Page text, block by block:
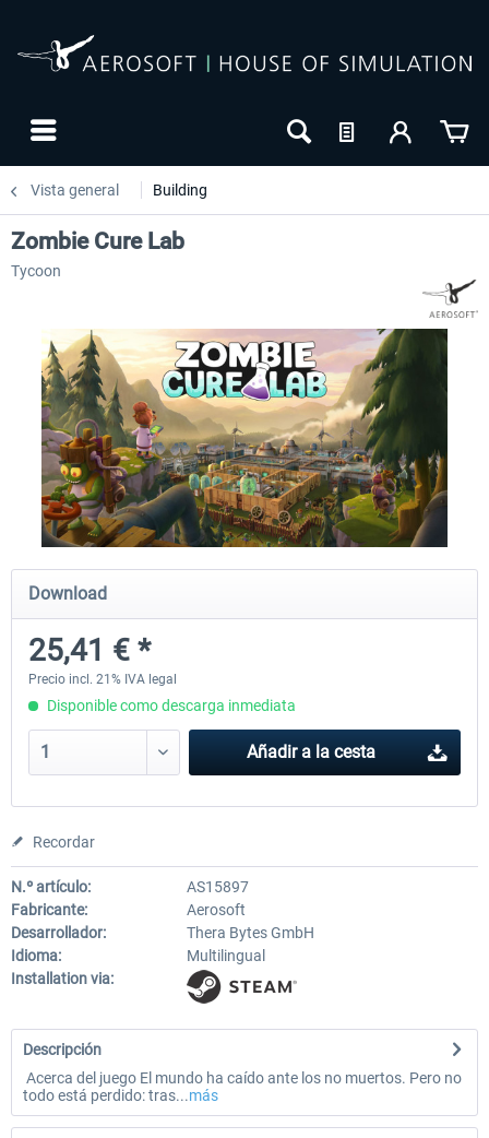
Vista general Building
City Bus Manager - E-Bus & Green
Energy
10,16 € *
City Bus Manager
Zombie Cure Lab
Tycoon
Download
25,41 € *
Precio incl. 21% IVA legal
Disponible como descarga inmediata
Añadir a la cesta
Recordar
N.º artículo:
AS15897
Fabricante:
Aerosoft
Desarrollador:
Thera Bytes GmbH
Idioma:
Multilingual
Installation via:
Descripción
Acerca del juego El mundo ha caído ante los no muertos. Pero no
todo está perdido: tras...más